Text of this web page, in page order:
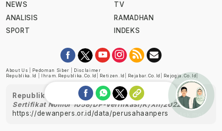
NEWS
ANALISIS
SPORT
TV
RAMADHAN
INDEKS
About Us Pedoman Siber
Disclaimer
Republika.id
Ihram.republika.co.id Retizen.id Rejabar.co.id Rejogja.co.id
Republika telah diverifikasi oleh Dewan Pers
Sertifikat Nomor 1058/DP-Verifikasi/K/XII/2022
https://dewanpers.or.id/data/perusahaanpers
Ask me!